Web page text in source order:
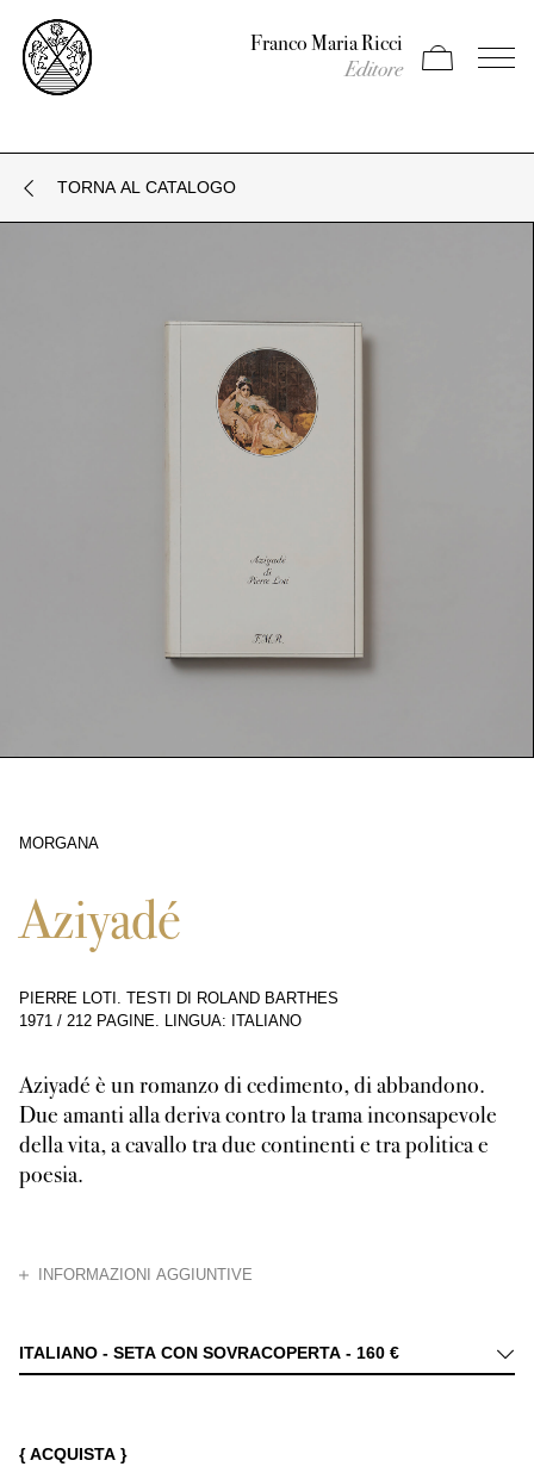
Franco Maria Ricci
Editore Apri carrello
Apri il
TORNA AL CATALOGO
MORGANA
Aziyadé
PIERRE LOTI. TESTI DI ROLAND BARTHES
1971 / 212 PAGINE. LINGUA: ITALIANO
Aziyadé è un romanzo di cedimento, di abbandono.
Due amanti alla deriva contro la trama inconsapevole
della vita, a cavallo tra due continenti e tra politica e
poesia.
INFORMAZIONI AGGIUNTIVE
Aziyadé, nome dell’Asia diventato per metamorfosi nome di donna,
ITALIANO - SETA CON SOVRACOPERTA - 160 €
{ ACQUISTA }